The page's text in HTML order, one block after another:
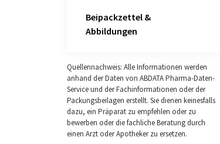
Beipackzettel &
Abbildungen
Quellennachweis: Alle Informationen werden
anhand der Daten von ABDATA Pharma-Daten-
Service und der Fachinformationen oder der
Packungsbeilagen erstellt. Sie dienen keinesfalls
dazu, ein Präparat zu empfehlen oder zu
bewerben oder die fachliche Beratung durch
einen Arzt oder Apotheker zu ersetzen.